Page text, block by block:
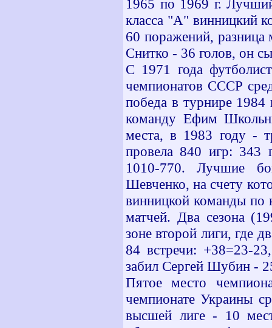
1965 по 1969 г.
класса "А" винницкий
60 поражений,
Снитко - 36 голов, он
С 1971 года
чемпионатов СССР
победа в турнире 1984
команду Ефим
места, в 1983 году -
провела 840 игр: 343
1010-770. Лучшие
Шевченко, на счету
винницкой команды по
матчей. Два сезона
зоне второй лиги, где
84 встречи: +38=23-
забил Сергей Шубин -
Пятое место
чемпионате Украины
высшей лиге - 10